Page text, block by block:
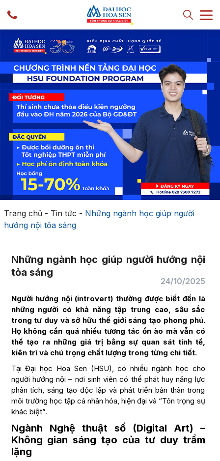
Trang chủ- Tin tức - Những ngành học giúp người
hướng nội tỏa sáng
Những ngành học giúp người hướng nội
tỏa sáng
24/10/2025
Người hướng nội (introvert) thường được biết đến là
những người có khả năng tập trung cao, sâu sắc
trong tư duy và sở hữu thế giới sáng tạo phong phú.
Họ không cần quá nhiều tương tác ồn ào mà vẫn có
thể tạo ra những giá trị bằng sự quan sát tinh tế,
kiên trì và chú trọng chất lượng trong từng chi tiết.
Tại Đại học Hoa Sen (HSU), có nhiều ngành học cho
người hướng nội – nơi sinh viên có thể phát huy năng lực
phân tích, sáng tạo độc lập và phát triển bản thân trong
môi trường học tập cá nhân hóa, hiện đại và “Tôn trọng sự
khác biệt”.
Ngành Nghệ thuật số (Digital Art) –
Không gian sáng tạo của tư duy trầm
lặng